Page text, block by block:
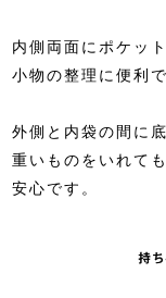
内側両面にポケッ
小物の整理に便利で
外側と内袋の間に
重いものをいれて
安心です。